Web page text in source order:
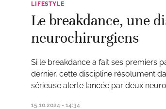
LIFESTYLE
Le breakdance, une
neurochirurgiens
Si le breakdance a fait ses premiers
dernier, cette discipline résolument
sérieuse alerte lancée par deux
15.10.2024 - 14:34